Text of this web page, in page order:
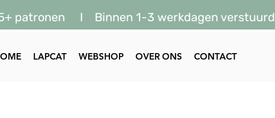
patronen I Binnen 1-3 werkdagen verstuurd
LAPCAT WEBSHOP OVER ONS CONTACT